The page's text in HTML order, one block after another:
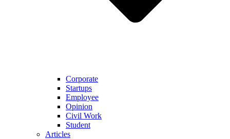
Corporate
Startups
Employee
Opinion
Civil Work
Student
Articles